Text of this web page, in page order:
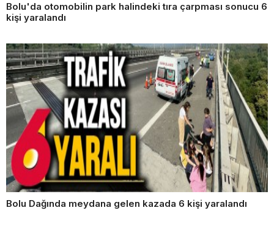
Bolu'da otomobilin park halindeki tıra çarpması sonucu 6
kişi yaralandı
Bolu Dağında meydana gelen kazada 6 kişi yaralandı